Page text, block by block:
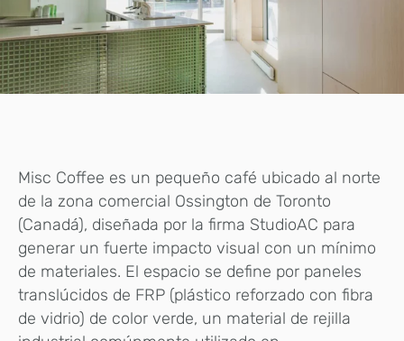
Misc Coffee es un pequeño café ubicado al norte
de la zona comercial Ossington de Toronto
(Canadá), diseñada por la firma StudioAC para
generar un fuerte impacto visual con un mínimo
de materiales. El espacio se define por paneles
translúcidos de FRP (plástico reforzado con fibra
de vidrio) de color verde, un material de rejilla